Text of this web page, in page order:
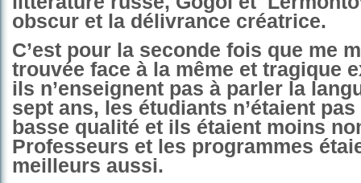
obscur et la délivrance créatrice.
C’est pour la seconde fois que me
trouvée face à la même et tragique
ils n’enseignent pas à parler la
sept ans, les étudiants n’étaient pas
basse qualité et ils étaient moins
Professeurs et les programmes
meilleurs aussi.